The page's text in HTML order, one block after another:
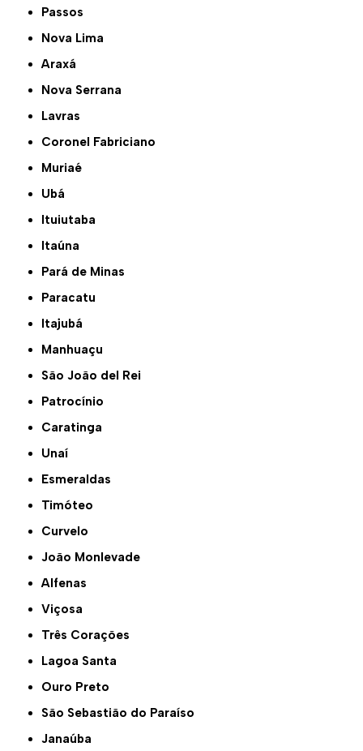
Passos
Nova Lima
Araxá
Nova Serrana
Lavras
Coronel Fabriciano
Muriaé
Ubá
Ituiutaba
Itaúna
Pará de Minas
Paracatu
Itajubá
Manhuaçu
São João del Rei
Patrocínio
Caratinga
Unaí
Esmeraldas
Timóteo
Curvelo
João Monlevade
Alfenas
Viçosa
Três Corações
Lagoa Santa
Ouro Preto
São Sebastião do Paraíso
Janaúba